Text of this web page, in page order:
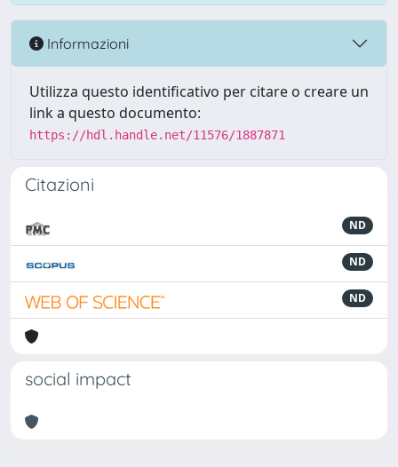
Informazioni
Utilizza questo identificativo per citare o creare un
link a questo documento:
https://hdl.handle.net/11576/1887871
Citazioni
ND
ND
ND
social impact